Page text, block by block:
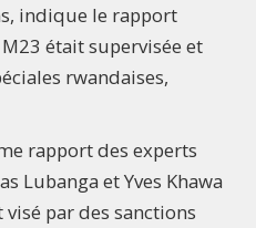
indique le rapport
était supervisée et
rwandaises,
rapport des experts
Lubanga et Yves Khawa
par des sanctions